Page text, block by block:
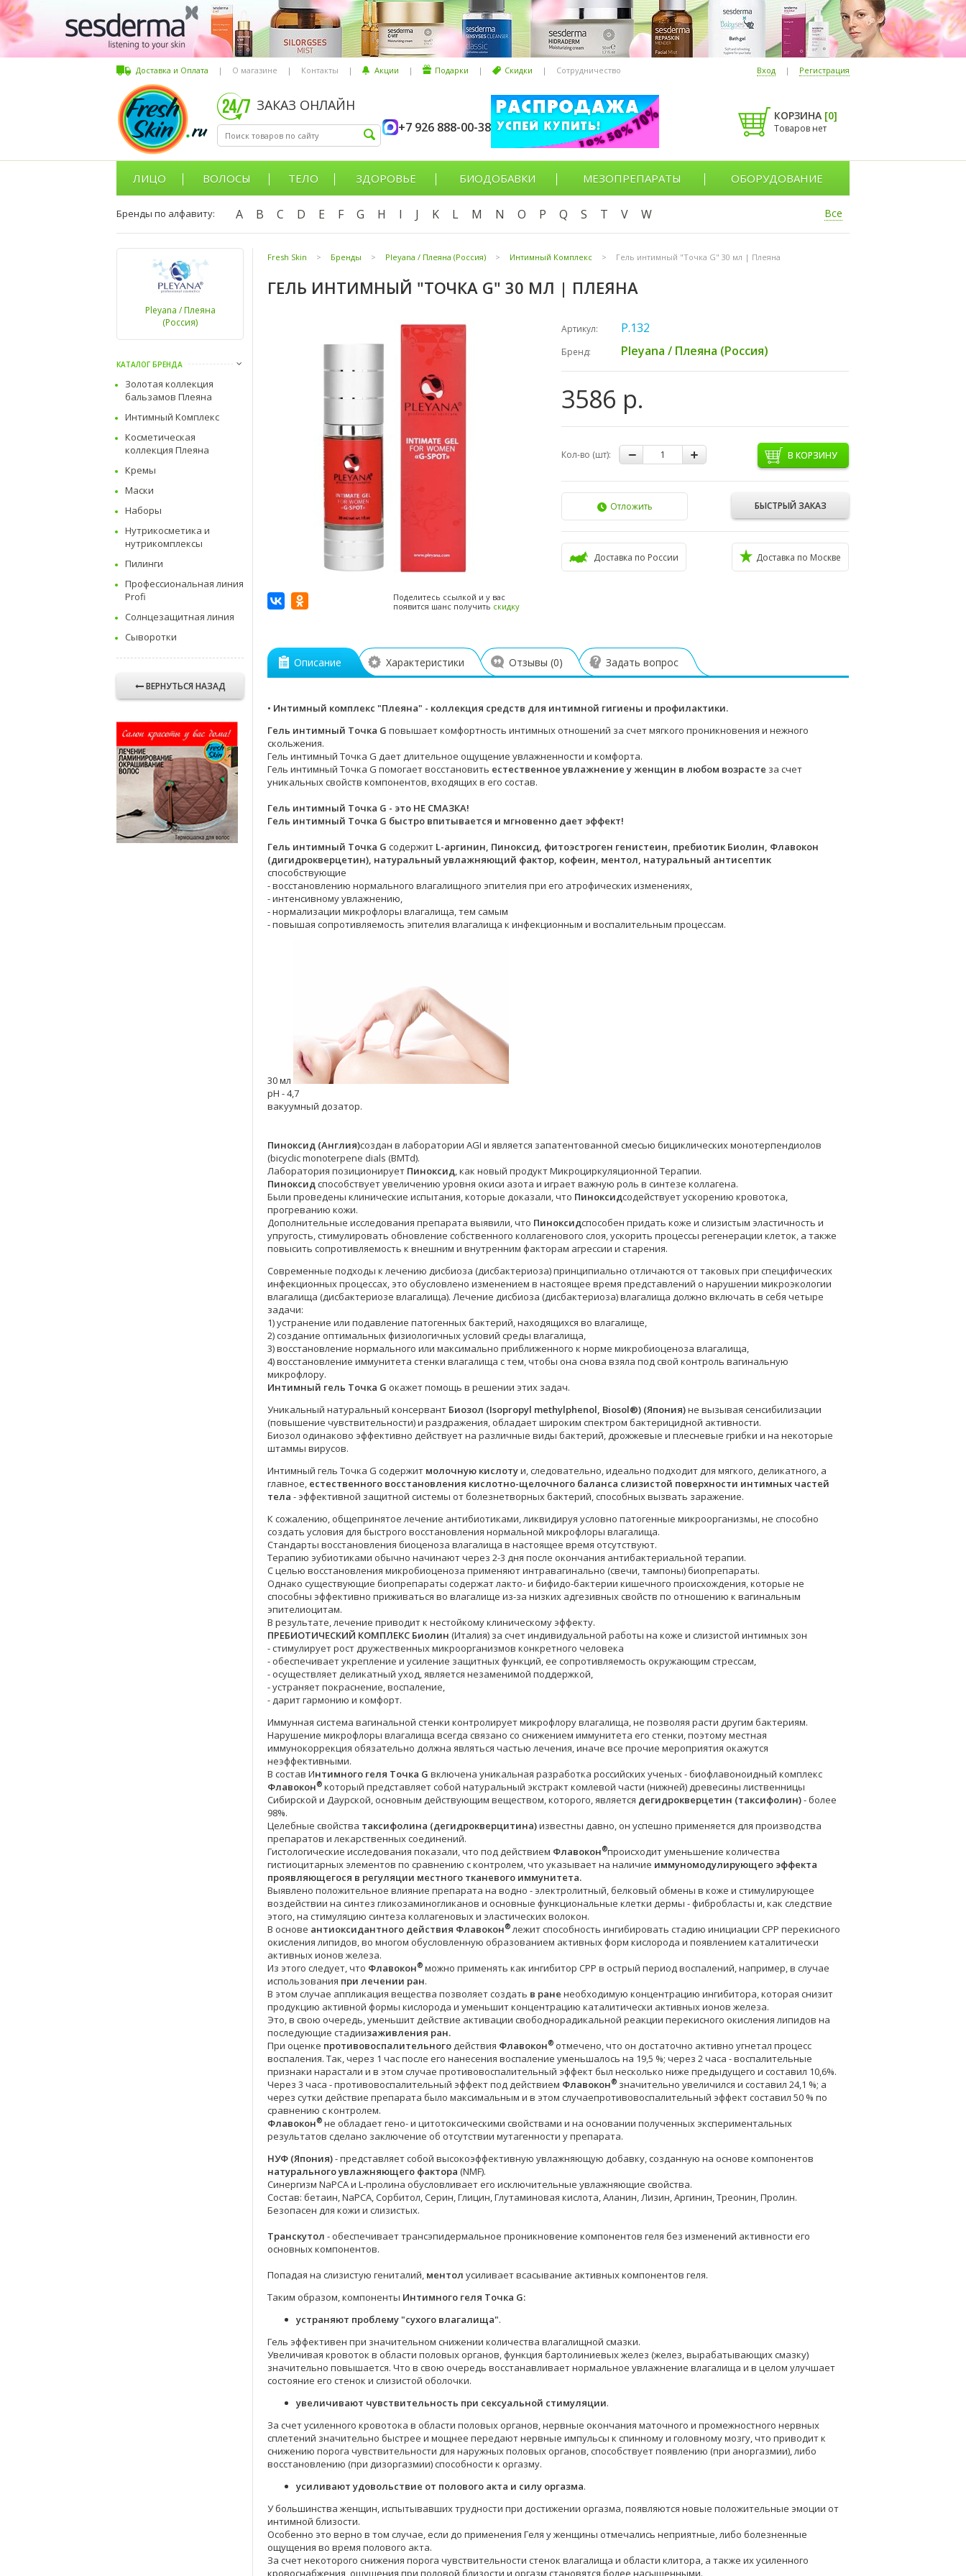
Доставка и Оплата | О магазине | Контакты | Акции | Подарки | Скидки | Сотрудничество Вход | Регистрация
ЗАКАЗ ОНЛАЙН
+7 926 888-00-38
КОРЗИНА [0]
Товаров нет
ЛИЦО ВОЛОСЫ ТЕЛО ЗДОРОВЬЕ БИОДОБАВКИ МЕЗОПРЕПАРАТЫ ОБОРУДОВАНИЕ
Бренды по алфавиту: A B C D E F G H I J K L M N O P Q S T V W Все
Pleyana / Плеяна
(Россия)
КАТАЛОГ БРЕНДА
Золотая коллекция
бальзамов Плеяна
Интимный Комплекс
Косметическая
коллекция Плеяна
Кремы
Маски
Наборы
Нутрикосметика и
нутрикомплексы
Пилинги
Профессиональная линия
Profi
Солнцезащитная линия
Сыворотки
ВЕРНУТЬСЯ НАЗАД
Fresh Skin > Бренды > Pleyana / Плеяна (Россия) > Интимный Комплекс > Гель интимный "Точка G" 30 мл | Плеяна
ГЕЛЬ ИНТИМНЫЙ "ТОЧКА G" 30 МЛ | ПЛЕЯНА
Поделитесь ссылкой и у вас
появится шанс получить скидку
Артикул: P.132
Бренд: Pleyana / Плеяна (Россия)
3586 р.
Кол-во (шт): В КОРЗИНУ
БЫСТРЫЙ ЗАКАЗ
Отложить
Доставка по России Доставка по Москве
Описание Характеристики Отзывы (0) Задать вопрос
• Интимный комплекс "Плеяна" - коллекция средств для интимной гигиены и профилактики.
Гель интимный Точка G повышает комфортность интимных отношений за счет мягкого проникновения и нежного
скольжения.
Гель интимный Точка G дает длительное ощущение увлажненности и комфорта.
Гель интимный Точка G помогает восстановить естественное увлажнение у женщин в любом возрасте за счет
уникальных свойств компонентов, входящих в его состав.
Гель интимный Точка G - это НЕ СМАЗКА!
Гель интимный Точка G быстро впитывается и мгновенно дает эффект!
Гель интимный Точка G содержит L-аргинин, Пиноксид, фитоэстроген генистеин, пребиотик Биолин, Флавокон
(дигидрокверцетин), натуральный увлажняющий фактор, кофеин, ментол, натуральный антисептик
способствующие
- восстановлению нормального влагалищного эпителия при его атрофических изменениях,
- интенсивному увлажнению,
- нормализации микрофлоры влагалища, тем самым
- повышая сопротивляемость эпителия влагалища к инфекционным и воспалительным процессам.
30 мл
pH - 4,7
вакуумный дозатор.
Пиноксид (Англия)создан в лаборатории AGI и является запатентованной смесью бициклических монотерпендиолов
(bicyclic monoterpene dials (BMTd).
Лаборатория позиционирует Пиноксид, как новый продукт Микроциркуляционной Терапии.
Пиноксидспособствует увеличению уровня окиси азота и играет важную роль в синтезе коллагена.
Были проведены клинические испытания, которые доказали, что Пиноксидсодействует ускорению кровотока,
прогреванию кожи.
Дополнительные исследования препарата выявили, что Пиноксидспособен придать коже и слизистым эластичность и
упругость, стимулировать обновление собственного коллагенового слоя, ускорить процессы регенерации клеток, а также
повысить сопротивляемость к внешним и внутренним факторам агрессии и старения.
Современные подходы к лечению дисбиоза (дисбактериоза) принципиально отличаются от таковых при специфических
инфекционных процессах, это обусловлено изменением в настоящее время представлений о нарушении микроэкологии
влагалища (дисбактериозе влагалища). Лечение дисбиоза (дисбактериоза) влагалища должно включать в себя четыре
задачи:
1) устранение или подавление патогенных бактерий, находящихся во влагалище,
2) создание оптимальных физиологичных условий среды влагалища,
3) восстановление нормального или максимально приближенного к норме микробиоценоза влагалища,
4) восстановление иммунитета стенки влагалища с тем, чтобы она снова взяла под свой контроль вагинальную
микрофлору.
Интимный гель Точка G окажет помощь в решении этих задач.
Уникальный натуральный консервант Биозол (Isopropyl methylphenol, Biosol®) (Япония)не вызывая сенсибилизации
(повышение чувствительности) и раздражения, обладает широким спектром бактерицидной активности.
Биозол одинаково эффективно действует на различные виды бактерий, дрожжевые и плесневые грибки и на некоторые
штаммы вирусов.
Интимный гель Точка G содержит молочную кислотуи, следовательно, идеально подходит для мягкого, деликатного, а
главное, естественного восстановления кислотно-щелочного баланса слизистой поверхности интимных частей
тела - эффективной защитной системы от болезнетворных бактерий, способных вызвать заражение.
К сожалению, общепринятое лечение антибиотиками, ликвидируя условно патогенные микроорганизмы, не способно
создать условия для быстрого восстановления нормальной микрофлоры влагалища.
Стандарты восстановления биоценоза влагалища в настоящее время отсутствуют.
Терапию эубиотиками обычно начинают через 2-3 дня после окончания антибактериальной терапии.
С целью восстановления микробиоценоза применяют интравагинально (свечи, тампоны) биопрепараты.
Однако существующие биопрепараты содержат лакто- и бифидо-бактерии кишечного происхождения, которые не
способны эффективно приживаться во влагалище из-за низких адгезивных свойств по отношению к вагинальным
эпителиоцитам.
В результате, лечение приводит к нестойкому клиническому эффекту.
ПРЕБИОТИЧЕСКИЙ КОМПЛЕКС Биолин (Италия) за счет индивидуальной работы на коже и слизистой интимных зон
- стимулирует рост дружественных микроорганизмов конкретного человека
- обеспечивает укрепление и усиление защитных функций, ее сопротивляемость окружающим стрессам,
- осуществляет деликатный уход, является незаменимой поддержкой,
- устраняет покраснение, воспаление,
- дарит гармонию и комфорт.
Иммунная система вагинальной стенки контролирует микрофлору влагалища, не позволяя расти другим бактериям.
Нарушение микрофлоры влагалища всегда связано со снижением иммунитета его стенки, поэтому местная
иммунокоррекция обязательно должна являться частью лечения, иначе все прочие мероприятия окажутся
неэффективными.
В состав Интимного геля Точка G включена уникальная разработка российских ученых - биофлавоноидный комплекс
Флавокон® который представляет собой натуральный экстракт комлевой части (нижней) древесины лиственницы
Сибирской и Даурской, основным действующим веществом, которого, является дегидрокверцетин (таксифолин)- более
98%.
Целебные свойства таксифолина (дегидрокверцитина)известны давно, он успешно применяется для производства
препаратов и лекарственных соединений.
Гистологические исследования показали, что под действием Флавокон®происходит уменьшение количества
гистиоцитарных элементов по сравнению с контролем, что указывает на наличие иммуномодулирующего эффекта
проявляющегося в регуляции местного тканевого иммунитета.
Выявлено положительное влияние препарата на водно - электролитный, белковый обмены в коже и стимулирующее
воздействии на синтез гликозаминогликанов и основные функциональные клетки дермы - фибробласты и, как следствие
этого, на стимуляцию синтеза коллагеновых и эластических волокон.
В основе антиоксидантного действия Флавокон®лежит способность ингибировать стадию инициации СРР перекисного
окисления липидов, во многом обусловленную образованием активных форм кислорода и появлением каталитически
активных ионов железа.
Из этого следует, что Флавокон® можно применять как ингибитор СРР в острый период воспалений, например, в случае
использования при лечении ран.
В этом случае аппликация вещества позволяет создать в ране необходимую концентрацию ингибитора, которая снизит
продукцию активной формы кислорода и уменьшит концентрацию каталитически активных ионов железа.
Это, в свою очередь, уменьшит действие активации свободнорадикальной реакции перекисного окисления липидов на
последующие стадиизаживления ран.
При оценке противовоспалительногодействия Флавокон® отмечено, что он достаточно активно угнетал процесс
воспаления. Так, через 1 час после его нанесения воспаление уменьшалось на 19,5 %; через 2 часа - воспалительные
признаки нарастали и в этом случае противовоспалительный эффект был несколько ниже предыдущего и составил 10,6%.
Через 3 часа - противовоспалительный эффект под действием Флавокон® значительно увеличился и составил 24,1 %; а
через сутки действие препарата было максимальным и в этом случаепротивовоспалительный эффект составил 50 % по
сравнению с контролем.
Флавокон® не обладает гено- и цитотоксическими свойствами и на основании полученных экспериментальных
результатов сделано заключение об отсутствии мутагенности у препарата.
НУФ (Япония)- представляет собой высокоэффективную увлажняющую добавку, созданную на основе компонентов
натурального увлажняющего фактора (NMF).
Синергизм NaPCA и L-пролина обусловливает его исключительные увлажняющие свойства.
Состав: бетаин, NaPCA, Cорбитол, Серин, Глицин, Глутаминовая кислота, Аланин, Лизин, Аргинин, Треонин, Пролин.
Безопасен для кожи и слизистых.
Транскутол - обеспечивает трансэпидермальное проникновение компонентов геля без изменений активности его
основных компонентов.
Попадая на слизистую гениталий, ментол усиливает всасывание активных компонентов геля.
Таким образом, компоненты Интимного геля Точка G:
устраняют проблему "сухого влагалища".
Гель эффективен при значительном снижении количества влагалищной смазки.
Увеличивая кровоток в области половых органов, функция бартолиниевых желез (желез, вырабатывающих смазку)
значительно повышается. Что в свою очередь восстанавливает нормальное увлажнение влагалища и в целом улучшает
состояние его стенок и слизистой оболочки.
увеличивают чувствительность при сексуальной стимуляции.
За счет усиленного кровотока в области половых органов, нервные окончания маточного и промежностного нервных
сплетений значительно быстрее и мощнее передают нервные импульсы к спинному и головному мозгу, что приводит к
снижению порога чувствительности для наружных половых органов, способствует появлению (при аноргазмии), либо
восстановлению (при дизоргазмии) способности к оргазму.
усиливают удовольствие от полового акта и силу оргазма.
У большинства женщин, испытывавших трудности при достижении оргазма, появляются новые положительные эмоции от
интимной близости.
Особенно это верно в том случае, если до применения Геля у женщины отмечались неприятные, либо болезненные
ощущения во время полового акта.
За счет некоторого снижения порога чувствительности стенок влагалища и области клитора, а также их усиленного
кровоснабжения, ощущения при половой близости и оргазм становятся более насыщенными.